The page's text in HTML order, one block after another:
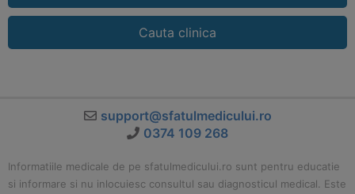
Cauta clinica
support@sfatulmedicului.ro
0374 109 268
Informatiile medicale de pe sfatulmedicului.ro sunt pentru educatie
si informare si nu inlocuiesc consultul sau diagnosticul medical. Este